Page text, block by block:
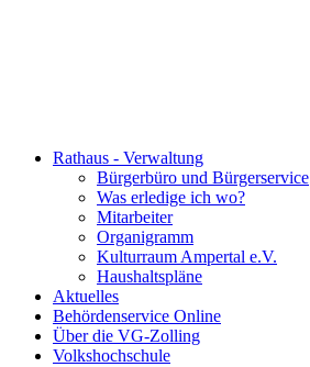
Rathaus - Verwaltung
Bürgerbüro und Bürgerservice
Was erledige ich wo?
Mitarbeiter
Organigramm
Kulturraum Ampertal e.V.
Haushaltspläne
Aktuelles
Behördenservice Online
Über die VG-Zolling
Volkshochschule